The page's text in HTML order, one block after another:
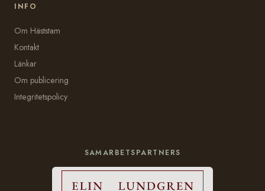
INFO
Om Häststam
Kontakt
Länkar
Om publicering
Integritetspolicy
SAMARBETSPARTNERS